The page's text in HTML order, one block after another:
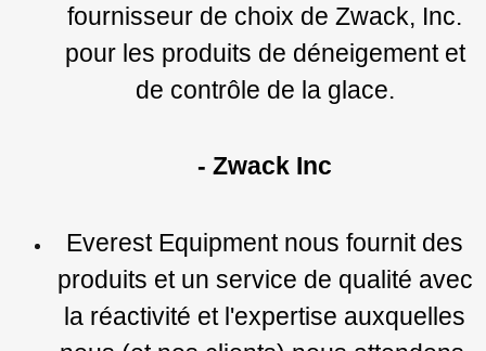
fournisseur de choix de Zwack, Inc.
pour les produits de déneigement et
de contrôle de la glace.
- Zwack Inc
Everest Equipment nous fournit des
produits et un service de qualité avec
la réactivité et l'expertise auxquelles